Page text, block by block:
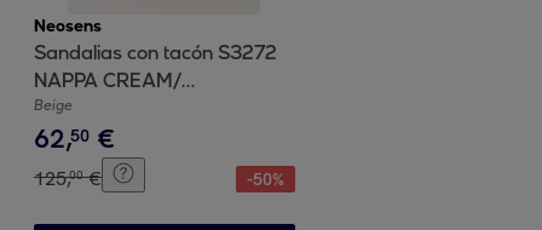
Neosens
Sandalias con tacón S3272
NAPPA CREAM/
ST.LAURENT SANDAL color
Cream
Beige
62,50 €
125,00 € -50%